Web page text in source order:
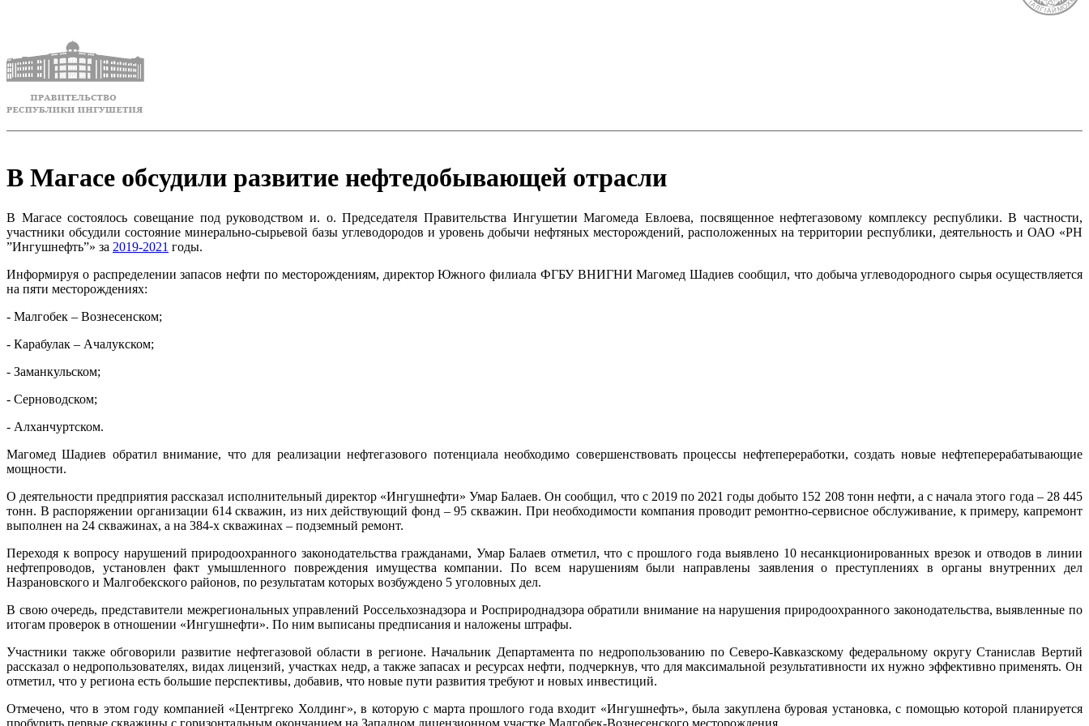
В Магасе обсудили развитие нефтедобывающей отрасли
В Магасе состоялось совещание под руководством и. о. Председателя Правительства Ингушетии Магомеда Евлоева, посвященное нефтегазовому комплексу республики. В частности,
участники обсудили состояние минерально-сырьевой базы углеводородов и уровень добычи нефтяных месторождений, расположенных на территории республики, деятельность и ОАО «РН
”Ингушнефть”» за 2019-2021 годы.
Информируя о распределении запасов нефти по месторождениям, директор Южного филиала ФГБУ ВНИГНИ Магомед Шадиев сообщил, что добыча углеводородного сырья осуществляется
на пяти месторождениях:
- Малгобек – Вознесенском;
- Карабулак – Ачалукском;
- Заманкульском;
- Серноводском;
- Алханчуртском.
Магомед Шадиев обратил внимание, что для реализации нефтегазового потенциала необходимо совершенствовать процессы нефтепереработки, создать новые нефтеперерабатывающие
мощности.
О деятельности предприятия рассказал исполнительный директор «Ингушнефти» Умар Балаев. Он сообщил, что с 2019 по 2021 годы добыто 152 208 тонн нефти, а с начала этого года – 28 445
тонн. В распоряжении организации 614 скважин, из них действующий фонд – 95 скважин. При необходимости компания проводит ремонтно-сервисное обслуживание, к примеру, капремонт
выполнен на 24 скважинах, а на 384-х скважинах – подземный ремонт.
Переходя к вопросу нарушений природоохранного законодательства гражданами, Умар Балаев отметил, что с прошлого года выявлено 10 несанкционированных врезок и отводов в линии
нефтепроводов, установлен факт умышленного повреждения имущества компании. По всем нарушениям были направлены заявления о преступлениях в органы внутренних дел
Назрановского и Малгобекского районов, по результатам которых возбуждено 5 уголовных дел.
В свою очередь, представители межрегиональных управлений Россельхознадзора и Росприроднадзора обратили внимание на нарушения природоохранного законодательства, выявленные по
итогам проверок в отношении «Ингушнефти». По ним выписаны предписания и наложены штрафы.
Участники также обговорили развитие нефтегазовой области в регионе. Начальник Департамента по недропользованию по Северо-Кавказскому федеральному округу Станислав Вертий
рассказал о недропользователях, видах лицензий, участках недр, а также запасах и ресурсах нефти, подчеркнув, что для максимальной результативности их нужно эффективно применять. Он
отметил, что у региона есть большие перспективы, добавив, что новые пути развития требуют и новых инвестиций.
Отмечено, что в этом году компанией «Центргеко Холдинг», в которую с марта прошлого года входит «Ингушнефть», была закуплена буровая установка, с помощью которой планируется
пробурить первые скважины с горизонтальным окончанием на Западном лицензионном участке Малгобек-Вознесенского месторождения.